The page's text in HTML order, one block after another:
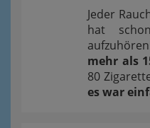
Jeder
hat
mehr als
80
es war